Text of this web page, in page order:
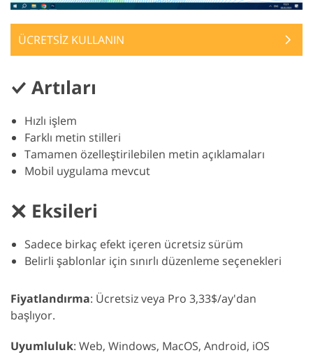
ÜCRETSİZ KULLANIN
Artıları
Hızlı işlem
Farklı metin stilleri
Tamamen özelleştirilebilen metin açıklamaları
Mobil uygulama mevcut
Eksileri
Sadece birkaç efekt içeren ücretsiz sürüm
Belirli şablonlar için sınırlı düzenleme seçenekleri
Fiyatlandırma: Ücretsiz veya Pro 3,33$/ay'dan
başlıyor.
Uyumluluk: Web, Windows, MacOS, Android, iOS